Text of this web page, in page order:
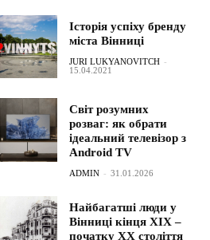
Історія успіху бренду
міста Вінниці
JURI LUKYANOVITCH -
15.04.2021
Світ розумних
розваг: як обрати
ідеальний телевізор з
Android TV
ADMIN - 31.01.2026
Найбагатші люди у
Вінниці кінця ХІХ –
початку ХХ століття